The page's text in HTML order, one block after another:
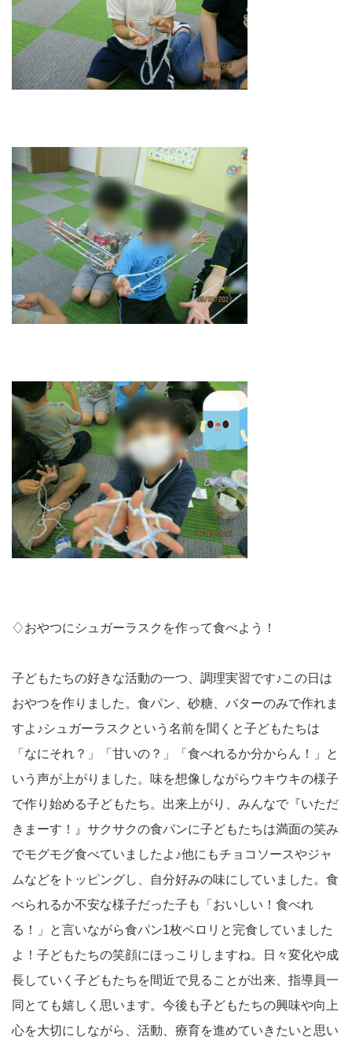
♢おやつにシュガーラスクを作って食べよう！
子どもたちの好きな活動の一つ、調理実習です♪この日は
おやつを作りました。食パン、砂糖、バターのみで作れま
すよ♪シュガーラスクという名前を聞くと子どもたちは
「なにそれ？」「甘いの？」「食べれるか分からん！」と
いう声が上がりました。味を想像しながらウキウキの様子
で作り始める子どもたち。出来上がり、みんなで『いただ
きまーす！』サクサクの食パンに子どもたちは満面の笑み
でモグモグ食べていましたよ♪他にもチョコソースやジャ
ムなどをトッピングし、自分好みの味にしていました。食
べられるか不安な様子だった子も「おいしい！食べれ
る！」と言いながら食パン1枚ペロリと完食していました
よ！子どもたちの笑顔にほっこりしますね。日々変化や成
長していく子どもたちを間近で見ることが出来、指導員一
同とても嬉しく思います。今後も子どもたちの興味や向上
心を大切にしながら、活動、療育を進めていきたいと思い